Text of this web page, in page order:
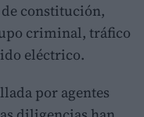
constitución,
criminal, tráfico
eléctrico.
por agentes